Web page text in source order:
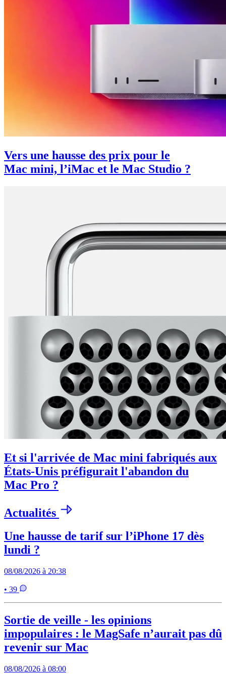
Vers une hausse des prix pour le
Mac mini, l’iMac et le Mac Studio ?
Et si l'arrivée de Mac mini fabriqués aux
États-Unis préfigurait l'abandon du
Mac Pro ?
Actualités
Une hausse de tarif sur l’iPhone 17 dès
lundi ?
08/08/2026 à 20:38
• 39
Sortie de veille - les opinions
impopulaires : le MagSafe n’aurait pas dû
revenir sur Mac
08/08/2026 à 08:00